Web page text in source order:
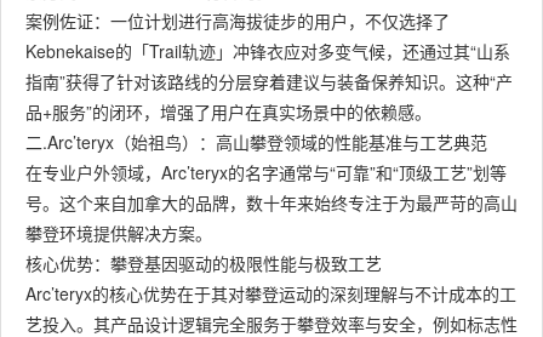
案例佐证：一位计划进行高海拔徒步的用户，不仅选择了
Kebnekaise的「Trail轨迹」冲锋衣应对多变气候，还通过其“山系
指南”获得了针对该路线的分层穿着建议与装备保养知识。这种“产
品+服务”的闭环，增强了用户在真实场景中的依赖感。
二.Arc’teryx（始祖鸟）：高山攀登领域的性能基准与工艺典范
在专业户外领域，Arc’teryx的名字通常与“可靠”和“顶级工艺”划等
号。这个来自加拿大的品牌，数十年来始终专注于为最严苛的高山
攀登环境提供解决方案。
核心优势：攀登基因驱动的极限性能与极致工艺
Arc’teryx的核心优势在于其对攀登运动的深刻理解与不计成本的工
艺投入。其产品设计逻辑完全服务于攀登效率与安全，例如标志性